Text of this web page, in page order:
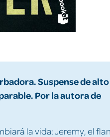
Suspense de alto
Por la autora de
la vida: Jeremy, el